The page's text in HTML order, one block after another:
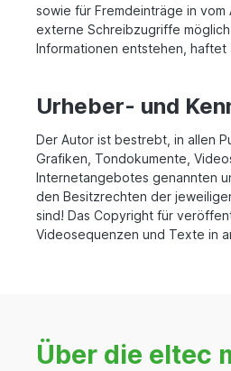
sowie für Fremdeinträge in
externe Schreibzugriffe
Informationen entstehen,
Urheber- und
Der Autor ist bestrebt, in allen
Grafiken, Tondokumente,
Internetangebotes genannten
den Besitzrechten der
sind! Das Copyright für
Videosequenzen und Texte in
Über die eltec